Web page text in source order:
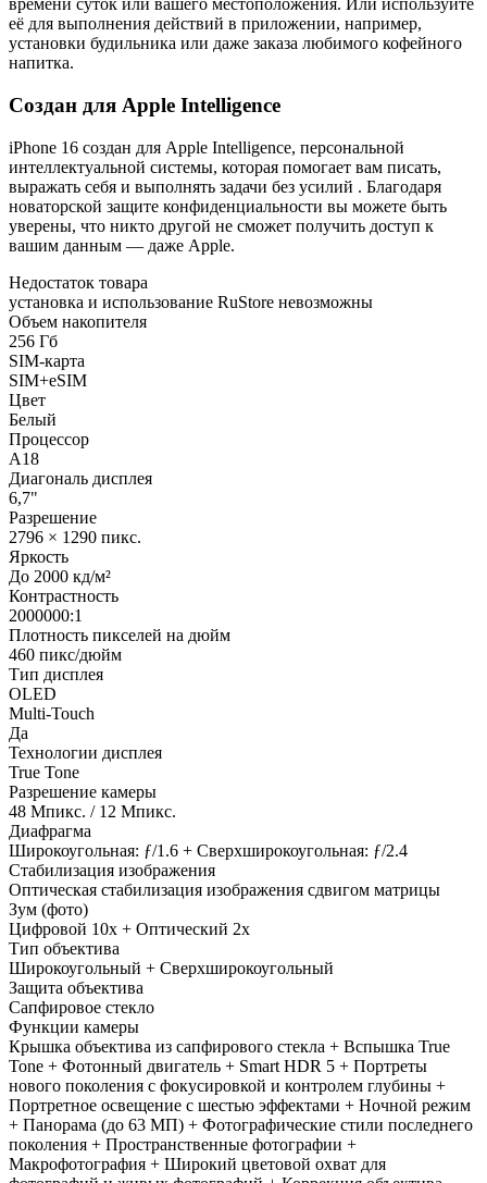
времени суток или вашего местоположения. Или используйте
её для выполнения действий в приложении, например,
установки будильника или даже заказа любимого кофейного
напитка.
Создан для Apple Intelligence
iPhone 16 создан для Apple Intelligence, персональной
интеллектуальной системы, которая помогает вам писать,
выражать себя и выполнять задачи без усилий . Благодаря
новаторской защите конфиденциальности вы можете быть
уверены, что никто другой не сможет получить доступ к
вашим данным — даже Apple.
Недостаток товара
установка и использование RuStore невозможны
Объем накопителя
256 Гб
SIM-карта
SIM+eSIM
Цвет
Белый
Процессор
A18
Диагональ дисплея
6,7"
Разрешение
2796 × 1290 пикс.
Яркость
До 2000 кд/м²
Контрастность
2000000:1
Плотность пикселей на дюйм
460 пикс/дюйм
Тип дисплея
OLED
Multi-Touch
Да
Технологии дисплея
True Tone
Разрешение камеры
48 Мпикс. / 12 Мпикс.
Диафрагма
Широкоугольная: ƒ/1.6 + Сверхшироко­угольная: ƒ/2.4
Стабилизация изображения
Оптическая стабилизация изображения сдвигом матрицы
Зум (фото)
Цифровой 10x + Оптический 2x
Тип объектива
Широкоугольный + Сверхширокоугольный
Защита объектива
Сапфировое стекло
Функции камеры
Крышка объектива из сапфирового стекла + Вспышка True
Tone + Фотонный двигатель + Smart HDR 5 + Портреты
нового поколения с фокусировкой и контролем глубины +
Портретное освещение с шестью эффектами + Ночной режим
+ Панорама (до 63 МП) + Фотографические стили последнего
поколения + Пространственные фотографии +
Макрофотография + Широкий цветовой охват для